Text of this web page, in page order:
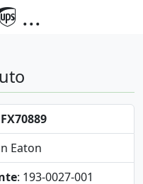
...
Eaton
: 193-0027-001